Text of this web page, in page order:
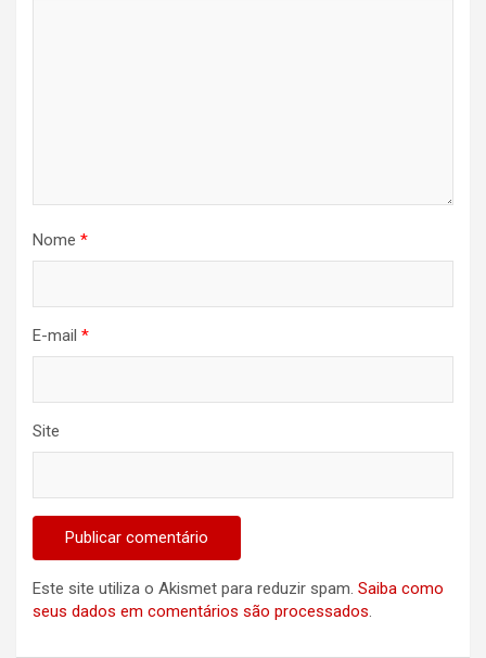
Nome *
E-mail *
Site
Este site utiliza o Akismet para reduzir spam. Saiba como
seus dados em comentários são processados.